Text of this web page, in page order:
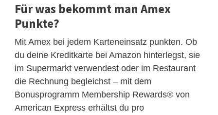
Für was bekommt man Amex
Punkte?
Mit Amex bei jedem Karteneinsatz punkten. Ob
du deine Kreditkarte bei Amazon hinterlegst, sie
im Supermarkt verwendest oder im Restaurant
die Rechnung begleichst – mit dem
Bonusprogramm Membership Rewards® von
American Express erhältst du pro